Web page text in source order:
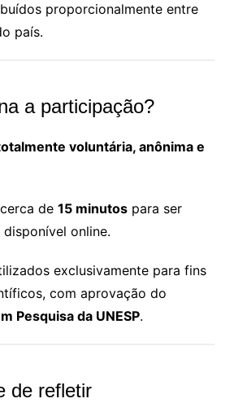
proporcionalmente entre
país.
a participação?
voluntária, anônima e
de 15 minutospara ser
online.
exclusivamente para fins
com aprovação do
Pesquisa da UNESP.
de refletir